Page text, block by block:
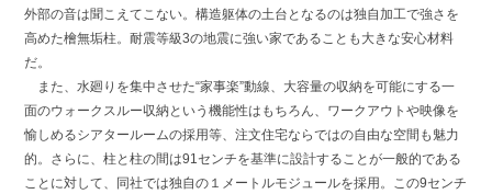
外部の音は聞こえてこない。構造躯体の土台となるのは独自加工で強さを
高めた檜無垢柱。耐震等級3の地震に強い家であることも大きな安心材料
だ。
また、水廻りを集中させた“家事楽”動線、大容量の収納を可能にする一
面のウォークスルー収納という機能性はもちろん、ワークアウトや映像を
愉しめるシアタールームの採用等、注文住宅ならではの自由な空間も魅力
的。さらに、柱と柱の間は91センチを基準に設計することが一般的である
ことに対して、同社では独自の１メートルモジュールを採用。この9センチ